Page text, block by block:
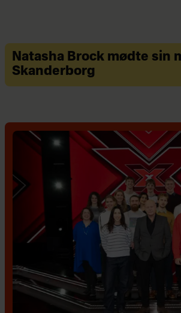
Natasha Brock mødte sin
Skanderborg